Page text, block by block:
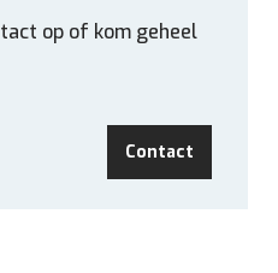
op of kom geheel
Contact